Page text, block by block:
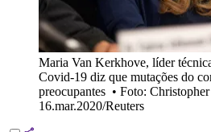
Maria Van Kerkhove, líder
Covid-19 diz que mutações do
preocupantes • Foto:
16.mar.2020/Reuters